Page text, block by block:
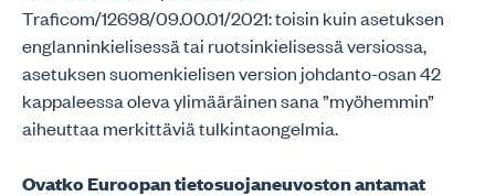
Traficom/12698/09.00.01/2021: toisin kuin asetuksen
englanninkielisessä tai ruotsinkielisessä versiossa,
asetuksen suomenkielisen version johdanto-osan 42
kappaleessa oleva ylimääräinen sana ”myöhemmin”
aiheuttaa merkittäviä tulkintaongelmia.
Ovatko Euroopan tietosuojaneuvoston antamat